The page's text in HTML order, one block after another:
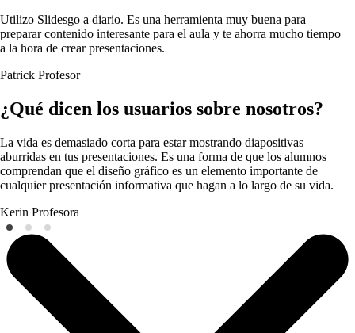
Utilizo Slidesgo a diario. Es una herramienta muy buena para
preparar contenido interesante para el aula y te ahorra mucho tiempo
a la hora de crear presentaciones.
Patrick Profesor
¿Qué dicen los usuarios sobre nosotros?
La vida es demasiado corta para estar mostrando diapositivas
aburridas en tus presentaciones. Es una forma de que los alumnos
comprendan que el diseño gráfico es un elemento importante de
cualquier presentación informativa que hagan a lo largo de su vida.
Kerin Profesora